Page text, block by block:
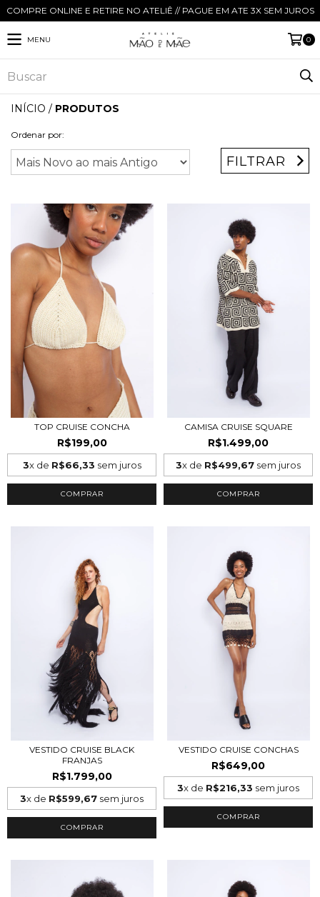
COMPRE ONLINE E RETIRE NO ATELIÊ // PAGUE EM ATE 3X SEM JUROS
MENU 0
INÍCIO / PRODUTOS
Ordenar por:
FILTRAR
TOP CRUISE CONCHA
R$199,00
3x de R$66,33 sem juros
COMPRAR
CAMISA CRUISE SQUARE
R$1.499,00
3x de R$499,67 sem juros
COMPRAR
VESTIDO CRUISE BLACK
FRANJAS
R$1.799,00
3x de R$599,67 sem juros
COMPRAR
VESTIDO CRUISE CONCHAS
R$649,00
3x de R$216,33 sem juros
COMPRAR